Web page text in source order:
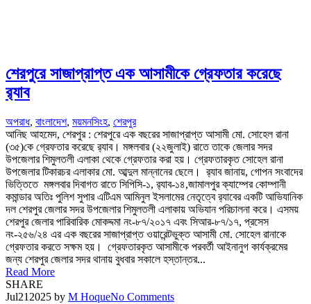
শেরপুরে সাজাপ্রাপ্ত এক আসামীকে গ্রেফতার করেছে
র‍্যাব
অপরাধ, বাংলাদেশ, ময়মনসিংহ, শেরপুর
আনিছ আহমেদ, শেরপুর : শেরপুরে এক বছরের সাজাপ্রাপ্ত আসামী মো. সোহেল রানা
(৩৫)কে গ্রেফতার করেছে র‍্যাব। মঙ্গলবার (২২জুলাই) রাতে তাকে জেলার সদর
উপজেলার শিমুলতলী এলাকা থেকে গ্রেফতার করা হয়। গ্রেফতারকৃত সোহেল রানা
উপজেলার টিকারচর এলাকার মো. আব্দুল মান্নানের ছেলে। র‍্যাব জানায়, গোপন সংবাদের
ভিত্তিতে মঙ্গলবার দিবাগত রাতে সিপিসি-১, র‌্যাব-১৪,জামালপুর ক্যাম্পের কোম্পানী
কমান্ডার অতিঃ পুলিশ সুপার এটিএম আমিনুল ইসলামের নেতৃত্বে র‌্যাবের একটি আভিযানিক
দল শেরপুর জেলার সদর উপজেলার শিমুলতলী এলাকায় অভিযান পরিচালনা করে। এসময়
শেরপুর জেলার পারিবারিক মোকদ্দমা নং-৮৭/২০১৭ এবং সিআর-৮৭/১৭, প্রসেস
নং-২৫৬/২৪ এর এক বছরের সাজাপ্রাপ্ত ওয়ারেন্টভুক্ত আসামী মো. সোহেল রানাকে
গ্রেফতার করতে সক্ষম হয়। গ্রেফতারকৃত আসামীকে পরবর্তী আইনানুগ কার্যক্রমের
জন্য শেরপুর জেলার সদর থানায় বুধবার সকালে হস্তান্তর...
Read More
SHARE
Jul21 2025 by M HoqueNo Comments